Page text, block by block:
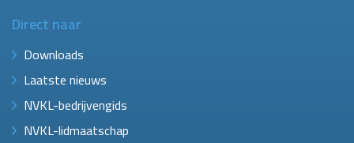
Direct naar
Downloads
Laatste nieuws
NVKL-bedrijvengids
NVKL-lidmaatschap